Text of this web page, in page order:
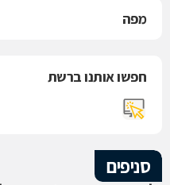
מפה
חפשו אותנו ברשת
סניפים